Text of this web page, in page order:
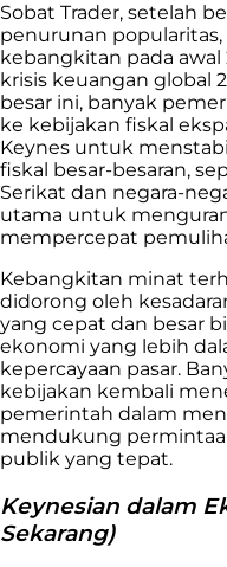
Sobat Trader, setelah
penurunan
kebangkitan pada
krisis keuangan global
besar ini, banyak
ke kebijakan fiskal
Keynes untuk
fiskal besar-besaran,
Serikat dan negara-
utama untuk
mempercepat
Kebangkitan minat
didorong oleh
yang cepat dan besar
ekonomi yang lebih
kepercayaan pasar.
kebijakan kembali
pemerintah dalam
mendukung
publik yang tepat.
Keynesian dalam
Sekarang)